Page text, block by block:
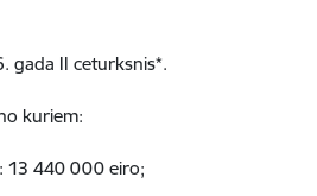
gada II ceturksnis*.
kuriem:
13 440 000 eiro;